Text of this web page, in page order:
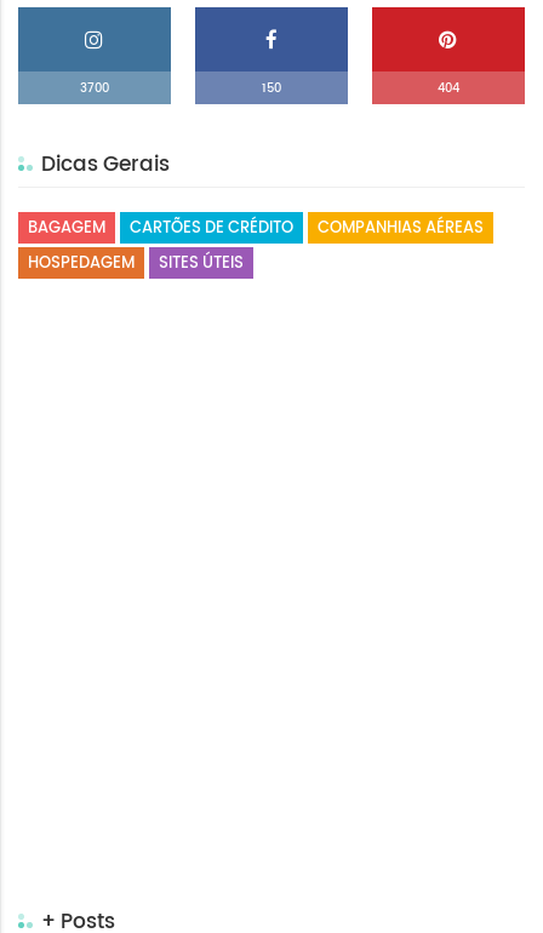
3700 150 404
Dicas Gerais
BAGAGEM CARTÕES DE CRÉDITO COMPANHIAS AÉREAS
HOSPEDAGEM SITES ÚTEIS
+ Posts